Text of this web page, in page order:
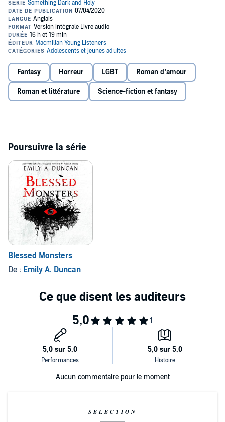
As their group is continually torn apart, the girl, the prince, and the
monster find their fates irrevocably intertwined. Their paths are
being orchestrated by someone…or something. The voices that
Serefin hears in the darkness, the ones that Nadya believes are her
gods, the ones that Malachiasz is desperate to meet—those voices
want a stake in the world, and they refuse to stay quiet any longer.
In her dramatic follow-up to Wicked Saints,the first book in her
Something Dark and Holy trilogy, Emily A. Duncan paints a Gothic,
icy world where shadows whisper, and no one is who they seem,
with a shocking ending that will leave you breathless.
Fantasy Horreur LGBT Roman d’amour
Roman et littérature Science-fiction et fantasy
Poursuivre la série
Blessed Monsters
De : Emily A. Duncan
Aucun commentaire pour le moment
SÉLECTION